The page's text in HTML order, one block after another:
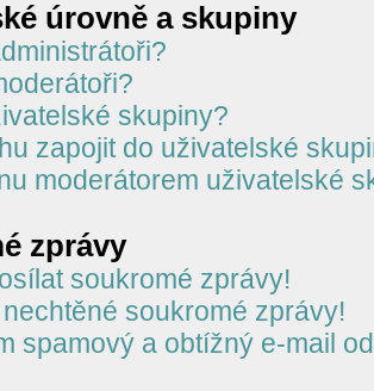
úrovně a skupiny
skupiny?
zapojit do uživatelské
moderátorem uživatelské
zprávy
soukromé zprávy!
soukromé zprávy!
spamový a obtížný e-mail